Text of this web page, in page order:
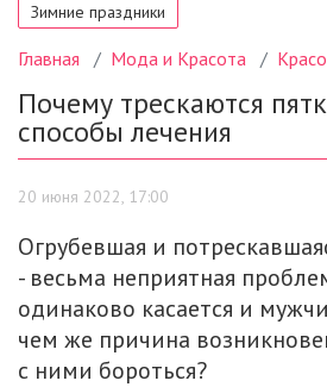
Зимние праздники
Главная Мода и Красота
Почему трескаются
способы лечения
20 июня 2022, 17:00
Огрубевшая и
- весьма неприятная
одинаково касается и
чем же причина
с ними бороться?